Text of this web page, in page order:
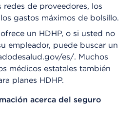
redes de proveedores, los
gastos máximos de bolsillo.
un HDHP, o si usted no
empleador, puede buscar un
es/. Muchos
médicos estatales también
planes HDHP.
acerca del seguro